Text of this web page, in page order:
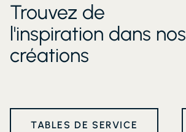
Trouvez de
l'inspiration dans nos
créations
TABLES DE SERVICE